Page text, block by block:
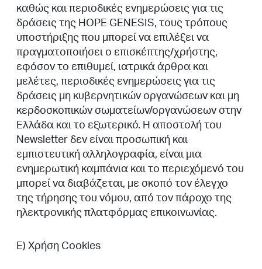
καθώς και περιοδικές ενημερώσεις για τις
δράσεις της HOPE GENESIS, τους τρόπους
υποστήριξης που μπορεί να επιλέξει να
πραγματοποιήσει ο επισκέπτης/χρήστης,
εφόσον το επιθυμεί, ιατρικά άρθρα και
μελέτες, περιοδικές ενημερώσεις για τις
δράσεις μη κυβερνητικών οργανώσεων και μη
κερδοσκοπικών σωματείων/οργανώσεων στην
Ελλάδα και το εξωτερικό. Η αποστολή του
Newsletter δεν είναι προσωπική και
εμπιστευτική αλληλογραφία, είναι μια
ενημερωτική καμπάνια και το περιεχόμενό του
μπορεί να διαβάζεται, με σκοπό τον έλεγχο
της τήρησης του νόμου, από τον πάροχο της
ηλεκτρονικής πλατφόρμας επικοινωνίας.
E) Χρήση Cookies